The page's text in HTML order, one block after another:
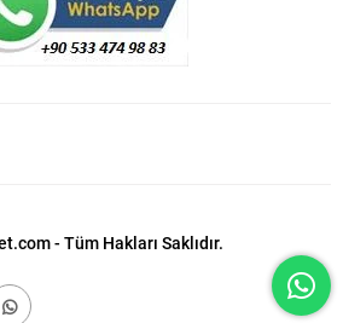
- Tüm Hakları Saklıdır.